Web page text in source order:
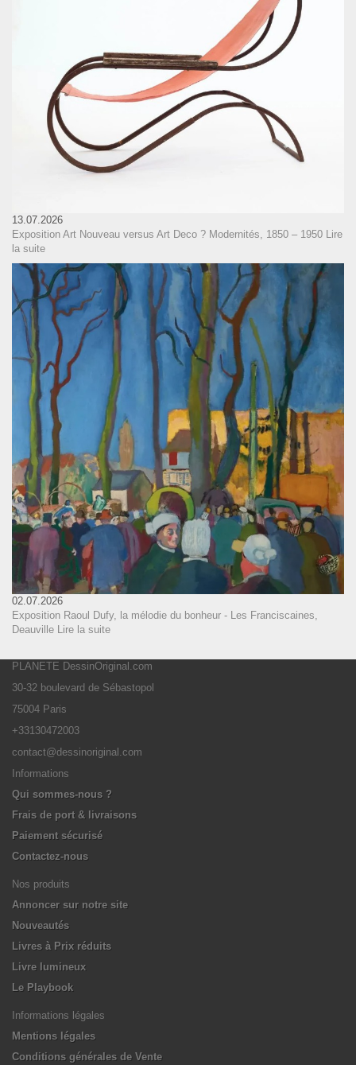
13.07.2026
Exposition Art Nouveau versus Art Deco ? Modernités, 1850 – 1950 Lire
la suite
02.07.2026
Exposition Raoul Dufy, la mélodie du bonheur - Les Franciscaines,
Deauville Lire la suite
PLANETE DessinOriginal.com
30-32 boulevard de Sébastopol
75004 Paris
+33130472003
contact@dessinoriginal.com
Informations
Qui sommes-nous ?
Frais de port & livraisons
Paiement sécurisé
Contactez-nous
Nos produits
Annoncer sur notre site
Nouveautés
Livres à Prix réduits
Livre lumineux
Le Playbook
Informations légales
Mentions légales
Conditions générales de Vente